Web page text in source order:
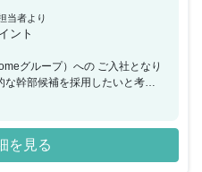
当者より
ント
グループ）への ご入社となり
自分では良い土地だと思うもの
マを 抱えたことはありません
格も無視はできませんが、 好
うしても 価格勝負になりがちで
を見る